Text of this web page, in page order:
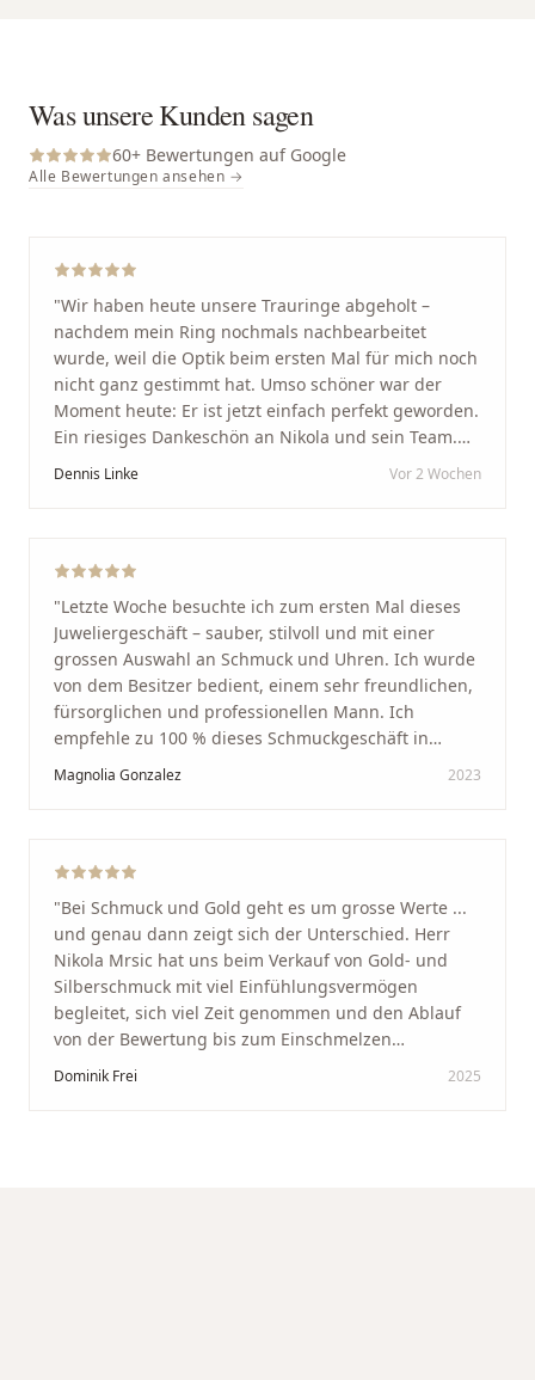
Was unsere Kunden sagen
60+ Bewertungen auf Google
Alle Bewertungen ansehen →
"Wir haben heute unsere Trauringe abgeholt –
nachdem mein Ring nochmals nachbearbeitet
wurde, weil die Optik beim ersten Mal für mich noch
nicht ganz gestimmt hat. Umso schöner war der
Moment heute: Er ist jetzt einfach perfekt geworden.
Ein riesiges Dankeschön an Nikola und sein Team.
Vom ersten Termin an wurden wir jedes Mal
Arbeit und seine Kunden wirklich am Herzen liegen.
Service und echte Herzlichkeit schätzt, ist hier genau
richtig."
Dennis Linke Vor 2 Wochen
"Letzte Woche besuchte ich zum ersten Mal dieses
Juweliergeschäft – sauber, stilvoll und mit einer
grossen Auswahl an Schmuck und Uhren. Ich wurde
von dem Besitzer bedient, einem sehr freundlichen,
fürsorglichen und professionellen Mann. Ich
empfehle zu 100 % dieses Schmuckgeschäft in
Schaffhausen. Ich selbst war sehr zufrieden und
glücklich mit der Behandlung. Ich danke Ihnen – ich
Magnolia Gonzalez 2023
"Bei Schmuck und Gold geht es um grosse Werte ...
und genau dann zeigt sich der Unterschied. Herr
Nikola Mrsic hat uns beim Verkauf von Gold- und
Silberschmuck mit viel Einfühlungsvermögen
begleitet, sich viel Zeit genommen und den Ablauf
von der Bewertung bis zum Einschmelzen
transparent und angenehm gestaltet. Diskreter,
Dominik Frei 2025